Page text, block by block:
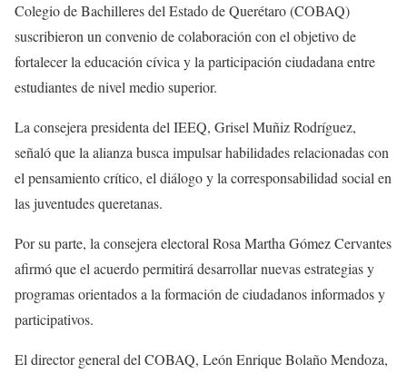
Colegio de Bachilleres del Estado de Querétaro (COBAQ)
suscribieron un convenio de colaboración con el objetivo de
fortalecer la educación cívica y la participación ciudadana entre
estudiantes de nivel medio superior.
La consejera presidenta del IEEQ, Grisel Muñiz Rodríguez,
señaló que la alianza busca impulsar habilidades relacionadas con
el pensamiento crítico, el diálogo y la corresponsabilidad social en
las juventudes queretanas.
Por su parte, la consejera electoral Rosa Martha Gómez Cervantes
afirmó que el acuerdo permitirá desarrollar nuevas estrategias y
programas orientados a la formación de ciudadanos informados y
participativos.
El director general del COBAQ, León Enrique Bolaño Mendoza,